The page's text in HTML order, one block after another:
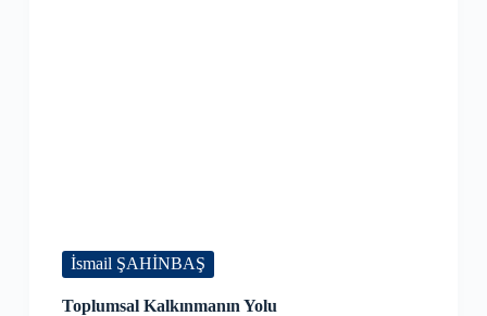
İsmail ŞAHİNBAŞ
Toplumsal Kalkınmanın Yolu